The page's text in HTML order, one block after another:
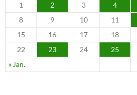
« Jan.
1 2 3 4
8
9 10 11
15
16 17 18
22
23 24 25